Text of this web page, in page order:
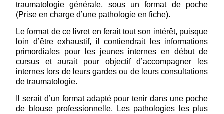
traumatologie générale, sous un format de poche
(Prise en charge d’une pathologie en fiche).
Le format de ce livret en ferait tout son intérêt, puisque
loin d’être exhaustif, il contiendrait les informations
primordiales pour les jeunes internes en début de
cursus et aurait pour objectif d’accompagner les
internes lors de leurs gardes ou de leurs consultations
de traumatologie.
Il serait d’un format adapté pour tenir dans une poche
de blouse professionnelle. Les pathologies les plus